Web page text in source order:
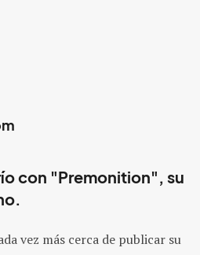
con "Premonition", su
vez más cerca de publicar su